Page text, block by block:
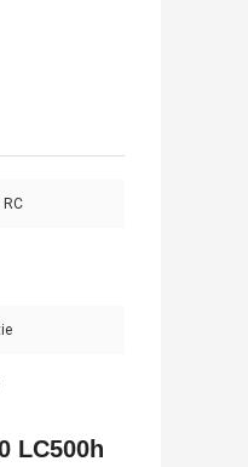
RC
LC500h